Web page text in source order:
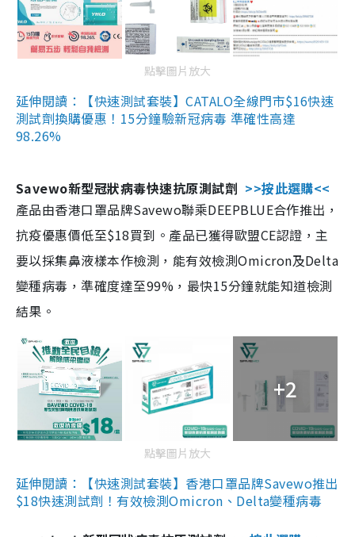
點擊圖片放大
延伸閱讀：【快速測試套裝】CATALO全線門市$16快速
測試劑換購優惠！15分鐘驗新冠病毒 準確性高達
98.26%
Savewo新型冠狀病毒快速抗原測試劑 >>按此選購<<
產品由香港口罩品牌Savewo聯乘DEEPBLUE合作推出，
抗疫優惠價低至$18買到。產品已獲得歐盟CE認證，主
要以採集鼻液樣本作檢測，能有效檢測Omicron及Delta
變種病毒，準確度達至99%，最快15分鐘就能知道檢測
結果。
+2
點擊圖片放大
延伸閱讀：【快速測試套裝】香港口罩品牌Savewo推出
$18快速測試劑！有效檢測Omicron、Delta變種病毒